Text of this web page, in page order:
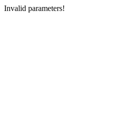
Invalid parameters!